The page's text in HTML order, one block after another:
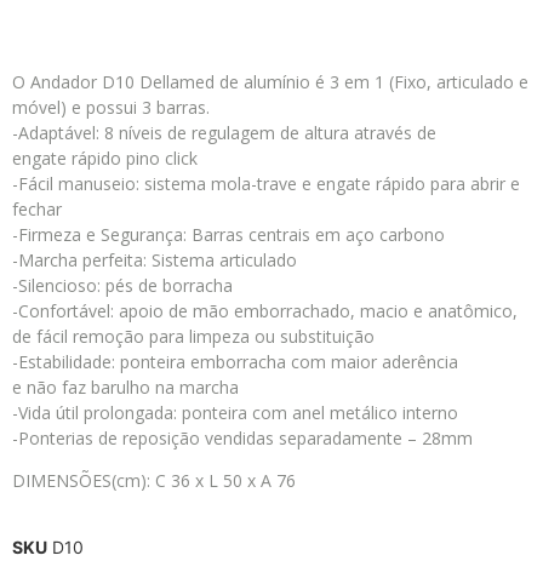
O Andador D10 Dellamed de alumínio é 3 em 1 (Fixo, articulado e
móvel) e possui 3 barras.
-Adaptável: 8 níveis de regulagem de altura através de
engate rápido pino click
-Fácil manuseio: sistema mola-trave e engate rápido para abrir e
fechar
-Firmeza e Segurança: Barras centrais em aço carbono
-Marcha perfeita: Sistema articulado
-Silencioso: pés de borracha
-Confortável: apoio de mão emborrachado, macio e anatômico,
de fácil remoção para limpeza ou substituição
-Estabilidade: ponteira emborracha com maior aderência
e não faz barulho na marcha
-Vida útil prolongada: ponteira com anel metálico interno
-Ponterias de reposição vendidas separadamente – 28mm
DIMENSÕES(cm): C 36 x L 50 x A 76
SKU D10